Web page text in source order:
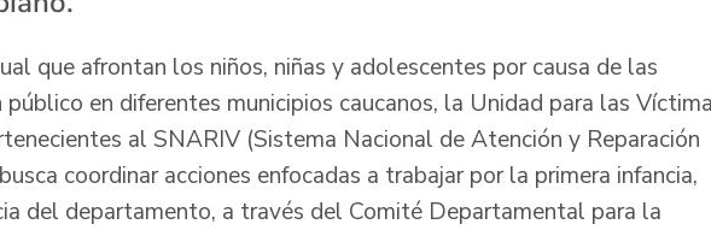
que afrontan los niños, niñas y adolescentes por causa de las
en diferentes municipios caucanos, la Unidad para las
al SNARIV (Sistema Nacional de Atención y Reparación
coordinar acciones enfocadas a trabajar por la primera infancia,
del departamento, a través del Comité Departamental para la